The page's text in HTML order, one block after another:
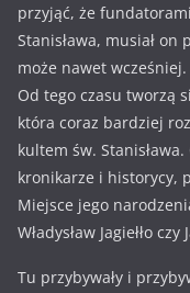
przyjąć, że
Stanisława, musiał on
może nawet wcześniej.
Od tego czasu tworzą
która coraz bardziej
kultem św.
kronikarze i historycy,
Miejsce jego
Władysław Jagiełło
Tu przybywały i